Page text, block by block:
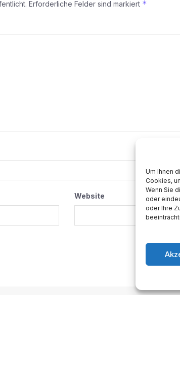
Um Ihnen
Cookies,
Wenn Sie
oder
oder Ihre
Erforderliche Felder sind markiert *
Website